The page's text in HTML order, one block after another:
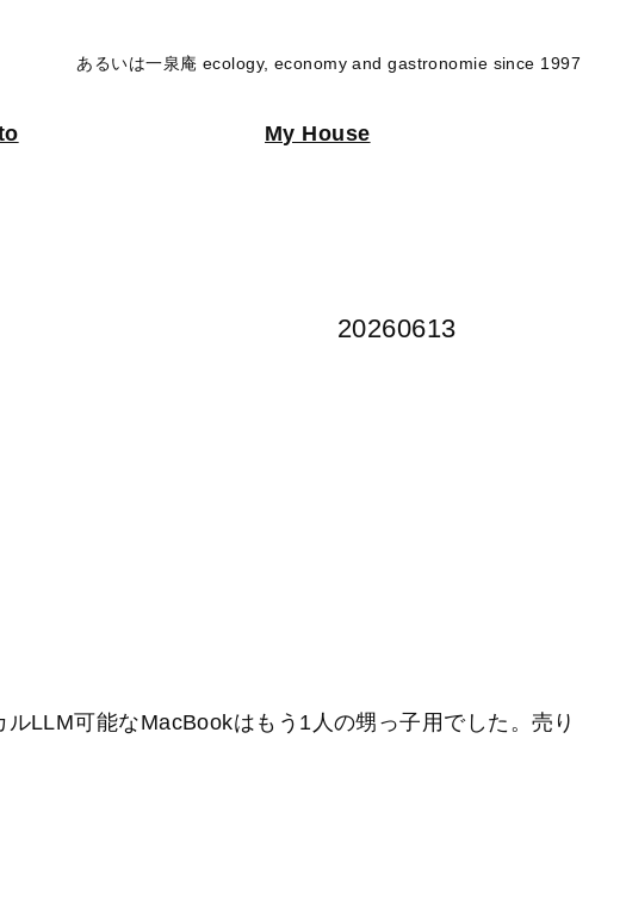
あるいは一泉庵 ecology, economy and gastronomie since 1997
My House
20260613
LLM可能なMacBookはもう1人の甥っ子用でした。売り